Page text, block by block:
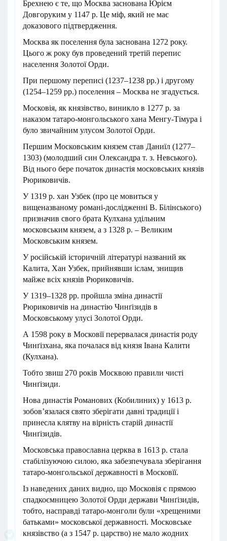
Брехнею є те, що Москва заснована Юрієм
Довгоруким у 1147 р. Це міф, який не має
доказового підтвердження.
Москва як поселення була заснована 1272 року.
Цього ж року був проведений третій перепис
населення Золотої Орди.
При першому переписі (1237–1238 pp.) і другому
(1254–1259 pp.) поселення – Москва не згадується.
Московія, як князівство, виникло в 1277 р. за
наказом татаро-монгольського хана Менгу-Тімура і
було звичайним улусом Золотої Орди.
Першим Московським князем став Даниїл (1277–
1303) (молодший син Олександра т. з. Невського).
Від нього бере початок династія московських князів
Рюриковичів.
У 1319 р. хан Узбек (про це мовиться у
вищеназваному романі-дослідженні В. Білінського)
призначив свого брата Кулхана уділь­ним
московським князем, а з 1328 р. – Великим
Московським князем.
У російській історичній літературі названий як
Калита, Хан Узбек, прийнявши іслам, знищив
майже всіх князів Рюриковичів.
У 1319–1328 pp. пройшла зміна династії
Рюриковичів на династію Чинґізидів в
Московському улусі Золотої Орди.
А 1598 року в Московїї перервалася династія роду
Чинґізхана, яка почалася від князя Івана Калити
(Кулхана).
Тобто звиш 270 років Москвою правили чисті
Чинґізиди.
Нова династія Романових (Кобилиних) у 1613 р.
зобов’язалася свято зберігати давні традиції і
принесла клятву на вірність старій династії
Чинґізидів.
Московська православна церква в 1613 р. стала
стабілізуючою силою, яка забезпечувала зберігання
татаро-монгольської державності в Московїї.
Із наведених даних видно, що Московія є прямою
спадкоємницею Золотої Орди держави Чинґізидів,
тобто, насправді татаро-монголи були «хрещеними
батьками» московської державності. Московське
князівство (а з 1547 р. царство) не мало жодних